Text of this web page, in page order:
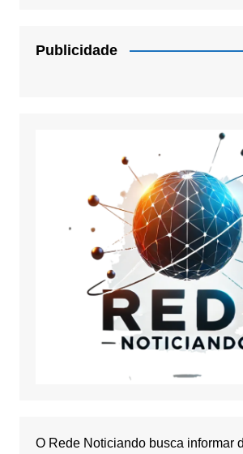
Publicidade
O Rede Noticiando busca informar